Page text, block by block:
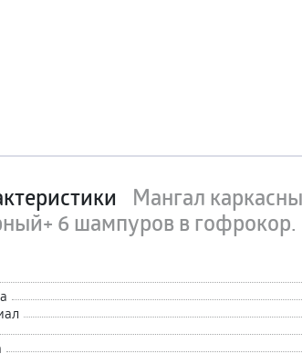
Мангал
6 шампуров в гофрокор.